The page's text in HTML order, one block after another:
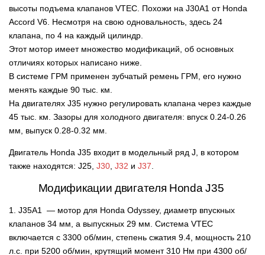
высоты подъема клапанов VTEC. Похожи на J30A1 от Honda
Accord V6. Несмотря на свою одновальность, здесь 24
клапана, по 4 на каждый цилиндр.
Этот мотор имеет множество модификаций, об основных
отличиях которых написано ниже.
В системе ГРМ применен зубчатый ремень ГРМ, его нужно
менять каждые 90 тыс. км.
На двигателях J35 нужно регулировать клапана через каждые
45 тыс. км. Зазоры для холодного двигателя: впуск 0.24-0.26
мм, выпуск 0.28-0.32 мм.
Двигатель Honda J35 входит в модельный ряд J, в котором
также находятся: J25, J30 J32 и J37
Модификации двигателя Honda J35
1. J35A1 — мотор для Honda Odyssey, диаметр впускных
клапанов 34 мм, а выпускных 29 мм. Система VTEC
включается с 3300 об/мин, степень сжатия 9.4, мощность 210
л.с. при 5200 об/мин, крутящий момент 310 Нм при 4300 об/